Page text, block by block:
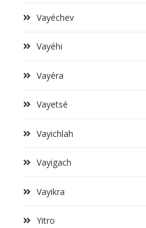
Vayéchev
Vayéhi
Vayéra
Vayetsé
Vayichlah
Vayigach
Vayikra
Yitro